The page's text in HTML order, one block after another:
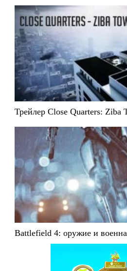
Трейлер Close Quarters: Ziba
Battlefield 4: оружие и